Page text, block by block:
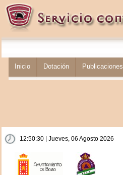
Inicio Dotación Publicaciones
12:50:30 | Jueves, 06 Agosto 2026